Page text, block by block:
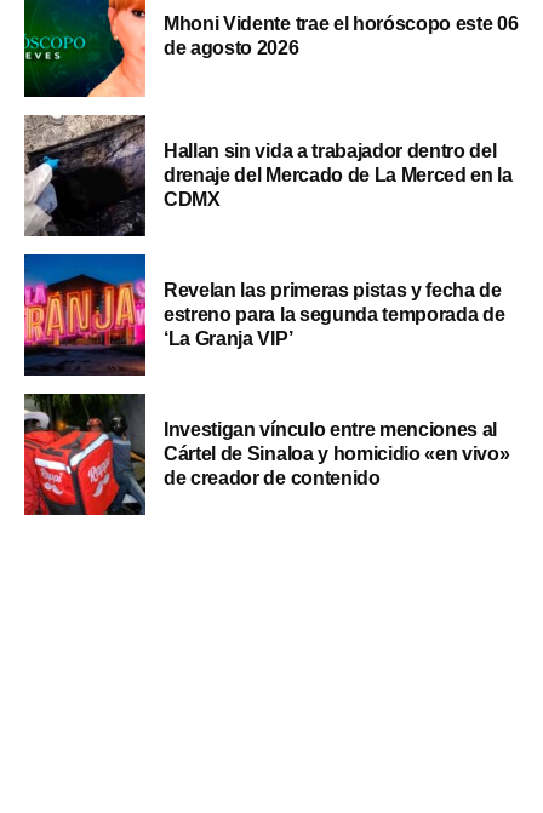
Mhoni Vidente trae el horóscopo este 06
de agosto 2026
Hallan sin vida a trabajador dentro del
drenaje del Mercado de La Merced en la
CDMX
Revelan las primeras pistas y fecha de
estreno para la segunda temporada de
‘La Granja VIP’
Investigan vínculo entre menciones al
Cártel de Sinaloa y homicidio «en vivo»
de creador de contenido